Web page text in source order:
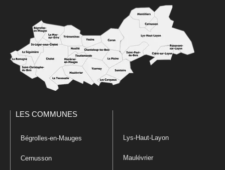
LES COMMUNES
Bégrolles-en-Mauges
Cernusson
Lys-Haut-Layon
Maulévrier